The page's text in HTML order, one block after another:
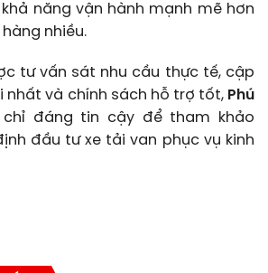
năng vận hành mạnh mẽ hơn
nhiều.
tư vấn sát nhu cầu thực tế, cập
nhất và chính sách hỗ trợ tốt, Phú
đáng tin cậy để tham khảo
đầu tư xe tải van phục vụ kinh